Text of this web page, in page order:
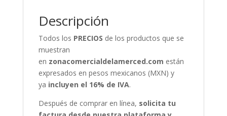
Descripción
Todos los PRECIOS de los productos que se
muestran
en zonacomercialdelamerced.com están
expresados en pesos mexicanos (MXN) y
ya incluyen el 16% de IVA.
Después de comprar en línea, solicita tu